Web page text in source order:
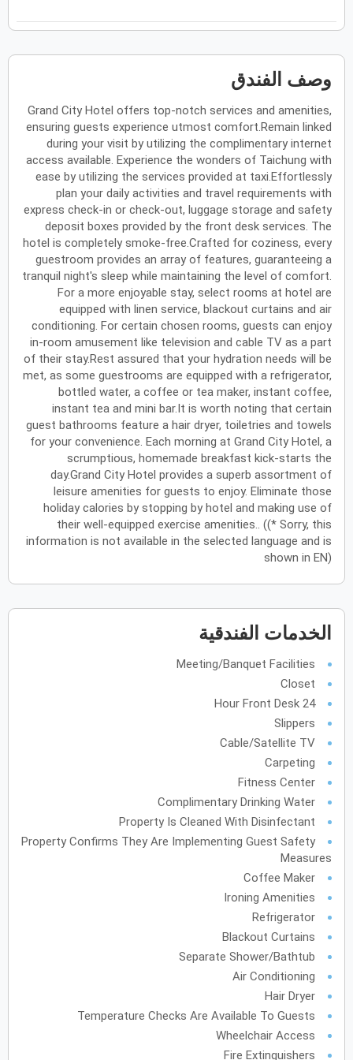
فبراير 2027
مارس 2027
حالأحد نالاثنينثالثلاثاء رالأربعاءخالخميس
جالجمعةسالسبت
أبريل 2027
حالأحد نالاثنينثالثلاثاءرالأربعاءخ الخميس
ج الجمعةسالسبت
مايو 2027
حالأحد نالاثنينثالثلاثاءر الأربعاءخالخميس
جالجمعةسالسبت
يونيو 2027
حالأحد نالاثنينثالثلاثاءرالأربعاءخالخميس
جالجمعةسالسبت
يوليو 2027
حالأحد نالاثنينثالثلاثاءرالأربعاءخالخميس
ج الجمعةسالسبت
حالأحد نالاثنينثالثلاثاءرالأربعاءخالخميس
جالجمعةسالسبت
سبتمبر
حالأحد نالاثنينثالثلاثاءرالأربعاء
أكتوبر
حالأحد نالاثنين
نوفمبر 2027
حالأحد نالاثنينثالثلاثاءرالأربعاء خالخميس
جالجمعةسالسبت
حالأحد نالاثنينثالثلاثاء
حالأحد ن الاثنينثالثلاثاء
وصف الفندق
Grand City Hotel offers top-notch services and amenities,
ensuring guests experience utmost comfort.Remain linked
during your visit by utilizing the complimentary internet
access available. Experience the wonders of Taichung with
ease by utilizing the services provided at taxi.Effortlessly
plan your daily activities and travel requirements with
express check-in or check-out, luggage storage and safety
deposit boxes provided by the front desk services. The
hotel is completely smoke-free.Crafted for coziness, every
guestroom provides an array of features, guaranteeing a
tranquil night's sleep while maintaining the level of comfort.
For a more enjoyable stay, select rooms at hotel are
equipped with linen service, blackout curtains and air
conditioning. For certain chosen rooms, guests can enjoy
in-room amusement like television and cable TV as a part
of their stay.Rest assured that your hydration needs will be
met, as some guestrooms are equipped with a refrigerator,
bottled water, a coffee or tea maker, instant coffee,
instant tea and mini bar.It is worth noting that certain
guest bathrooms feature a hair dryer, toiletries and towels
for your convenience. Each morning at Grand City Hotel, a
scrumptious, homemade breakfast kick-starts the
day.Grand City Hotel provides a superb assortment of
leisure amenities for guests to enjoy. Eliminate those
holiday calories by stopping by hotel and making use of
their well-equipped exercise amenities.. ((* Sorry, this
information is not available in the selected language and is
shown in EN)
الخدمات الفندقية
Meeting/Banquet Facilities
Closet
24 Hour Front Desk
Slippers
Cable/Satellite TV
Carpeting
Fitness Center
Complimentary Drinking Water
Property Is Cleaned With Disinfectant
Property Confirms They Are Implementing Guest Safety
Measures
Coffee Maker
Ironing Amenities
Refrigerator
Blackout Curtains
Separate Shower/Bathtub
Air Conditioning
Hair Dryer
Temperature Checks Are Available To Guests
Wheelchair Access
Fire Extinguishers